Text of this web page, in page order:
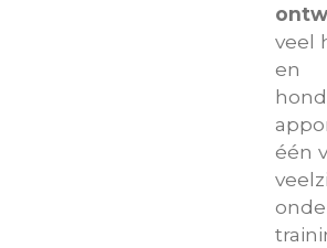
veel
en
één